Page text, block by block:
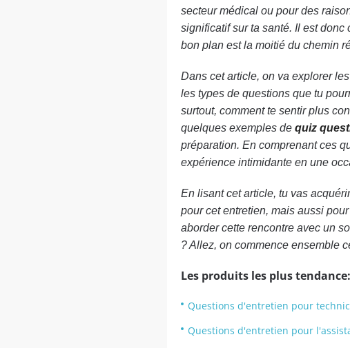
secteur médical ou pour des
significatif sur ta santé. Il est donc
bon plan est la moitié du chemin
Dans cet article, on va explorer
les types de questions que tu
surtout, comment te sentir plus
quelques exemples de quiz
préparation. En comprenant ces
expérience intimidante en une
En lisant cet article, tu vas
pour cet entretien, mais aussi
aborder cette rencontre avec un
? Allez, on commence ensemble
Les produits les plus tendance:
Questions d'entretien pour
Questions d'entretien pour